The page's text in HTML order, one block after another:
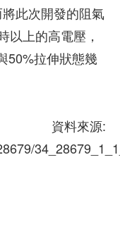
此次開發的阻氣
以上的高電壓，
50%拉伸狀態幾
資料來源: